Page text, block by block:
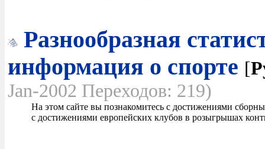
Pазнообразная
информация о спорте [
Jan-2002 Переходов: 219)
На этом сайте вы познакомитесь с достижениями
с достижениями европейских клубов в розыгрышах